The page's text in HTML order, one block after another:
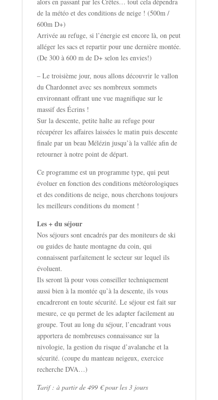
de la météo et des conditions de neige ! (500m /
600m D+)
Arrivée au refuge, si l’énergie est encore là, on peut
alléger les sacs et repartir pour une dernière montée.
(De 300 à 600 m de D+ selon les envies!)
– Le troisième jour, nous allons découvrir le vallon
du Chardonnet avec ses nombreux sommets
environnant offrant une vue magnifique sur le
massif des Écrins !
Sur la descente, petite halte au refuge pour
récupérer les affaires laissées le matin puis descente
finale par un beau Mélézin jusqu’à la vallée afin de
retourner à notre point de départ.
Ce programme est un programme type, qui peut
évoluer en fonction des conditions météorologiques
et des conditions de neige, nous cherchons toujours
les meilleurs conditions du moment !
Les + du séjour
Nos séjours sont encadrés par des moniteurs de ski
ou guides de haute montagne du coin, qui
connaissent parfaitement le secteur sur lequel ils
évoluent.
Ils seront là pour vous conseiller techniquement
aussi bien à la montée qu’à la descente, ils vous
encadreront en toute sécurité. Le séjour est fait sur
mesure, ce qu permet de les adapter facilement au
groupe. Tout au long du séjour, l’encadrant vous
apportera de nombreuses connaissance sur la
nivologie, la gestion du risque d’avalanche et la
sécurité. (coupe du manteau neigeux, exercice
recherche DVA…)
Tarif : à partir de 499 € pour les 3 jours